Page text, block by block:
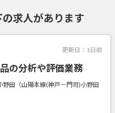
求人があります
更新日： 1日前
の分析や評価業務
田（山陽本線(神戸－門司)小野田